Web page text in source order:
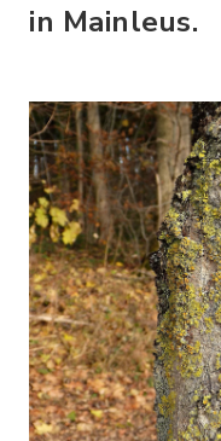
in Mainleus.